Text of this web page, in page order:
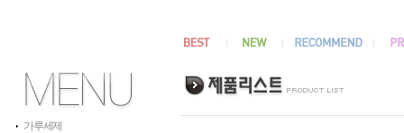
가루세제